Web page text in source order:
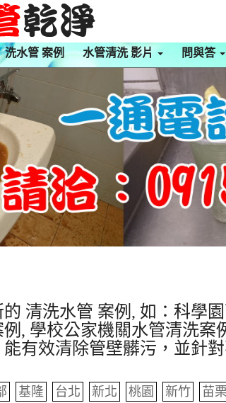
洗水管 案例 水管清洗 影片 問與答
清洗水管 案例, 如：科學
, 學校公家機關水管清洗
有效清除管壁髒污，並針
基隆 台北 新北 桃園 新竹 苗栗